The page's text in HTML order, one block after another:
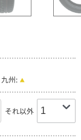
九州:
それ以外